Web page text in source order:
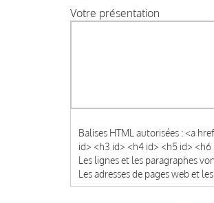
Votre présentation
Balises HTML autorisées : <a
id> <h3 id> <h4 id> <h5 id> <h6
Les lignes et les paragraphes
Les adresses de pages web et